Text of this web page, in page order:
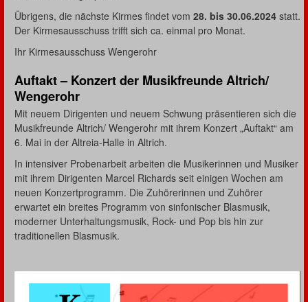
Übrigens, die nächste Kirmes findet vom 28. bis 30.06.2024 statt.
Der Kirmesausschuss trifft sich ca. einmal pro Monat.
Ihr Kirmesausschuss Wengerohr
Auftakt – Konzert der Musikfreunde Altrich/
Wengerohr
Mit neuem Dirigenten und neuem Schwung präsentieren sich die
Musikfreunde Altrich/ Wengerohr mit ihrem Konzert „Auftakt“ am
6. Mai in der Altreia-Halle in Altrich.
In intensiver Probenarbeit arbeiten die Musikerinnen und Musiker
mit ihrem Dirigenten Marcel Richards seit einigen Wochen am
neuen Konzertprogramm. Die Zuhörerinnen und Zuhörer
erwartet ein breites Programm von sinfonischer Blasmusik,
moderner Unterhaltungsmusik, Rock- und Pop bis hin zur
traditionellen Blasmusik.